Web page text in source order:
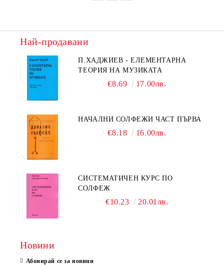
Най-продавани
П.ХАДЖИЕВ - ЕЛЕМЕНТАРНА
ТЕОРИЯ НА МУЗИКАТА
€8.69 17.00лв.
НАЧАЛНИ СОЛФЕЖИ ЧАСТ ПЪРВА
€8.18 16.00лв.
СИСТЕМАТИЧЕН КУРС ПО
СОЛФЕЖ
€10.23 20.01лв.
Новини
Абонирай се за новини